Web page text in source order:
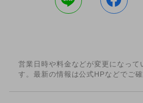
営業日時や料金などが変更になって
す。最新の情報は公式HPなどでご確